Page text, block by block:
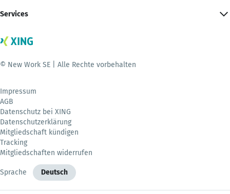
Services
© New Work SE | Alle Rechte vorbehalten
Impressum
AGB
Datenschutz bei XING
Datenschutzerklärung
Mitgliedschaft kündigen
Tracking
Mitgliedschaften widerrufen
Sprache Deutsch